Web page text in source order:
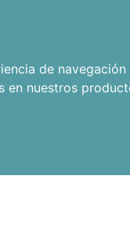
de
en nuestros